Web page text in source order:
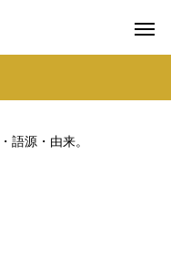
語源・由来。